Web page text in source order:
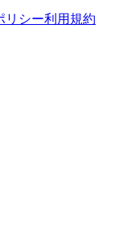
リシー利用規約